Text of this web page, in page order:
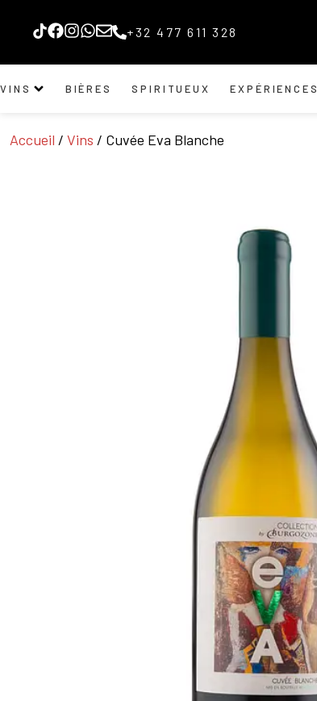
+32 477 611 328
VINS BIÈRES SPIRITUEUX EXPÉRIENCES
Accueil / Vins / Cuvée Eva Blanche